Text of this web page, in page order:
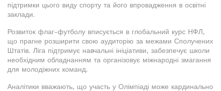
підтримки цього виду спорту та його впровадження в освітні
заклади.
Розвиток флаг-футболу вписується в глобальний курс НФЛ,
що прагне розширити свою аудиторію за межами Сполучених
Штатів. Ліга підтримує навчальні ініціативи, забезпечує школи
необхідним обладнанням та організовує міжнародні змагання
для молодіжних команд.
Аналітики вважають, що участь у Олімпіаді може кардинально